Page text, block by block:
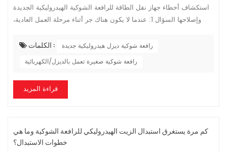
استكشاف أخطاء جهاز نقل الطاقة للرافعة الشوكية الهيدروليكية الجديدة
وإصلاحها السؤال 1: عندما لا يكون هناك جر أثناء مرحلة العمل العادية،
الكلمات :
رافعة شوكية ديزل هيدروليكية جديدة
رافعة شوكية صغيرة تعمل بالديزل/الكهربائية
قراءة المزيد
كم مرة يستغرق استبدال الزيت الهيدروليكي للرافعة الشوكية وما هي
خطوات الاستبدال؟